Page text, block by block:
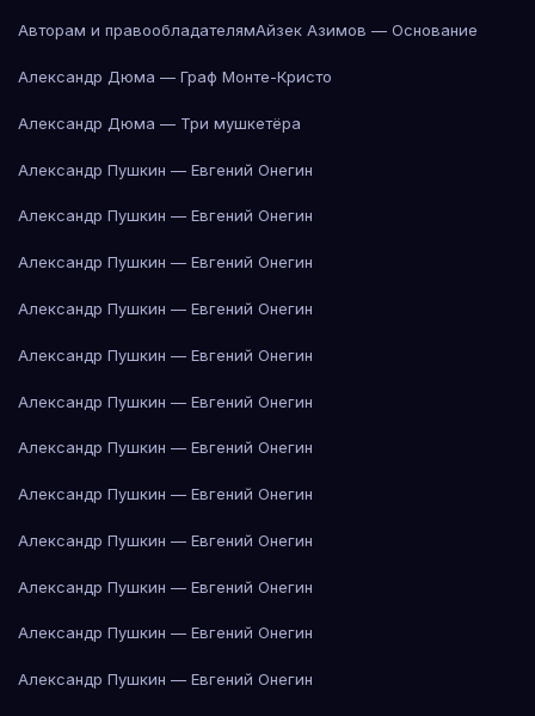
Авторам и правообладателямАйзек Азимов — Основание
Александр Дюма — Граф Монте-Кристо
Александр Дюма — Три мушкетёра
Александр Пушкин — Евгений Онегин
Александр Пушкин — Евгений Онегин
Александр Пушкин — Евгений Онегин
Александр Пушкин — Евгений Онегин
Александр Пушкин — Евгений Онегин
Александр Пушкин — Евгений Онегин
Александр Пушкин — Евгений Онегин
Александр Пушкин — Евгений Онегин
Александр Пушкин — Евгений Онегин
Александр Пушкин — Евгений Онегин
Александр Пушкин — Евгений Онегин
Александр Пушкин — Евгений Онегин